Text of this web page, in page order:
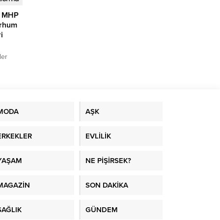
MHP
AŞK
EVLİLİK
NE PİŞİRSEK?
SON DAKİKA
GÜNDEM